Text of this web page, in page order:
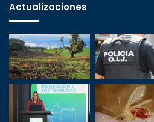
Actualizaciones